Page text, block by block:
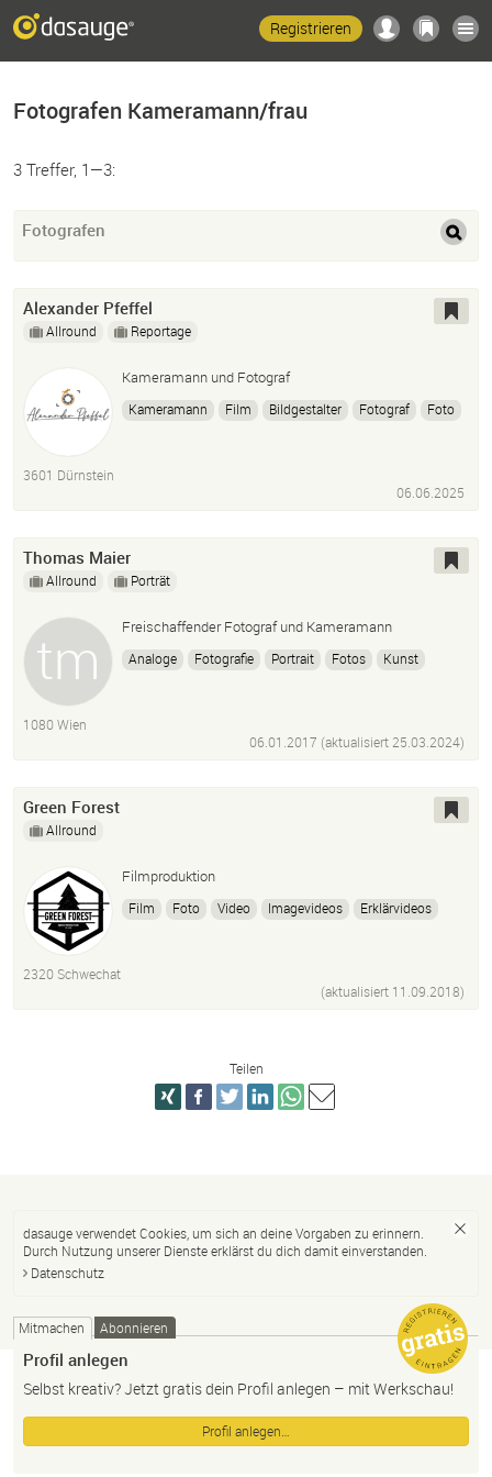
Registrieren
Fotografen Kameramann/frau
3 Treffer, 1—3:
Fotografen
Alexander Pfeffel
Allround Reportage
Kameramann und Fotograf
Kameramann Film Bildgestalter Fotograf Foto
3601 Dürnstein
06.06.2025
Thomas Maier
Allround Porträt
Freischaffender Fotograf und Kameramann
Analoge Fotografie Portrait Fotos Kunst
1080 Wien
06.01.2017 (aktualisiert25.03.2024)
Green Forest
Allround
Filmproduktion
Film Foto Video Imagevideos
Erklärvideos
2320 Schwechat
(aktualisiert 11.09.2018)
Teilen
dasauge verwendet Cookies, um sich an deine Vorgaben zu erinnern.
Durch Nutzung unserer Dienste erklärst du dich damit einverstanden.
Datenschutz
Mitmachen Abonnieren
Profil anlegen
Selbst kreativ? Jetzt gratis dein Profil anlegen – mit Werkschau!
Profil anlegen…